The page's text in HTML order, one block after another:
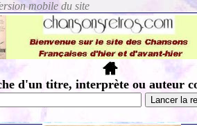
d'un titre, interprète ou auteur